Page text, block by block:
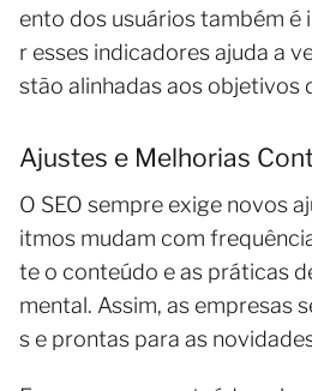
ento dos usuários também
r esses indicadores ajuda a
stão alinhadas aos objetivos
Ajustes e Melhorias
O SEO sempre exige novos
itmos mudam com
te o conteúdo e as práticas
mental. Assim, as empresas
s e prontas para as